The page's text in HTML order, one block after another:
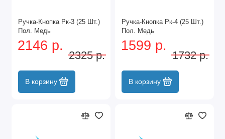
Ручка-Кнопка Рк-3 (25 Шт.)
Пол. Медь
2146 р.
2325 р.
В корзину
Ручка-Кнопка Рк-4 (25 Шт.)
Пол. Медь
1599 р.
1732 р.
В корзину